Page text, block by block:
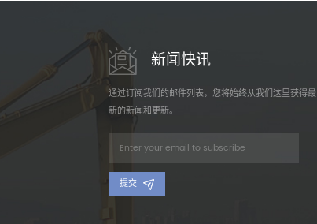
新闻快讯
通过订阅我们的邮件列表，您将始终从我们这里获得最
新的新闻和更新。
提交